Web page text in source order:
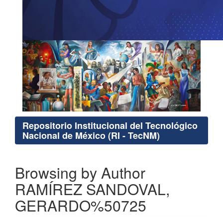
Repositorio Institucional del Tecnológico
Nacional de México (RI - TecNM)
Browsing by Author
RAMÍREZ SANDOVAL,
GERARDO%50725